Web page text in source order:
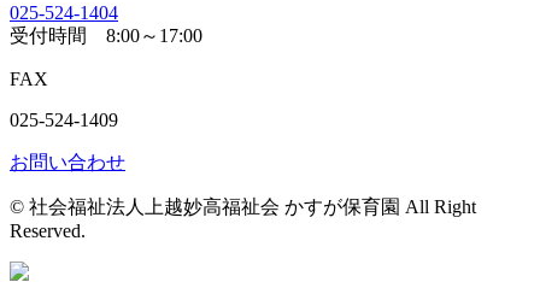
025-524-1404
受付時間 8:00～17:00
FAX
025-524-1409
お問い合わせ
© 社会福祉法人上越妙高福祉会 かすが保育園 All Right
Reserved.